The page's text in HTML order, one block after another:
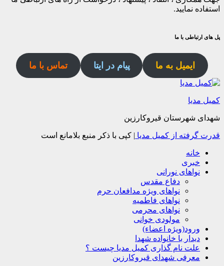
استفاده نمایید.
پل های ارتباطی با ما
ایمیل به ما پیام در ایتا تماس با ما
کمیل مدیا
شهدای شهرستان قیروکارزین
قدرت گرفته از کمیل مدیا | کپی با ذکر منبع بلامانع است
خانه
خبری
نواهای نورانی
دفاع مقدس
نواهای ویژه مدافعان حرم
نواهای فاطمیه
نواهای محرمی
مولودی خوانی
ورود(ویژه اعضاء)
دیدار با خانواده شهدا
علت نام گذاری کمیل مدیا چیست ؟
معرفی شهدای قیروکارزین